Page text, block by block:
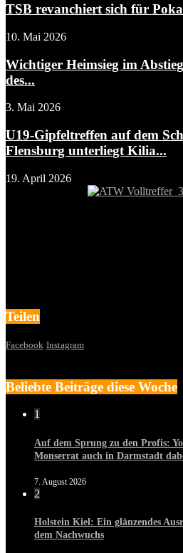
TSB revanchiert sich für
10. Mai 2026
Wichtiger Heimsieg im
des...
3. Mai 2026
U19-Gipfeltreffen auf dem
Flensburg unterliegt Kilia...
19. April 2026
Teilen
Facebook Instagram
Beliebte Beiträge diese Woche
1
Auf dem Sprung zu den Profis:
Monserrat auch in Darmstadt
7. August 2026
2
Holstein Kiel: Ein glänzendes
dem Nachwuchs